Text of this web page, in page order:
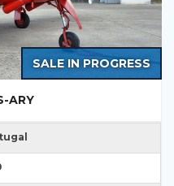
SALE IN PROGRESS
ARY